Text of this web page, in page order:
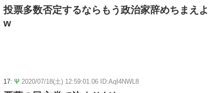
投票多数否定するならもう政治家辞めちまえよ
w
17: Ψ 2020/07/18(土) 12:59:01.06 ID:AqI4NWL8